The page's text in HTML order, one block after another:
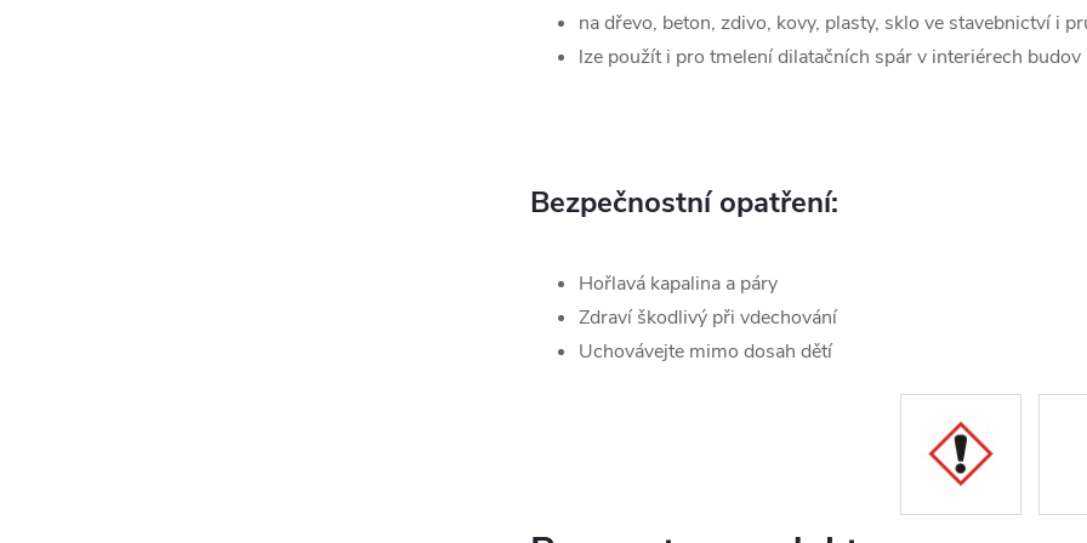
na dřevo, beton, zdivo, kovy, plasty, sklo ve stavebnictví i
lze použít i pro tmelení dilatačních spár v interiérech budov
Bezpečnostní opatření:
Hořlavá kapalina a páry
Zdraví škodlivý při vdechování
Uchovávejte mimo dosah dětí